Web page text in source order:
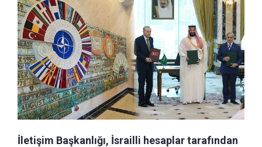
İletişim Başkanlığı, İsrailli hesaplar tarafından